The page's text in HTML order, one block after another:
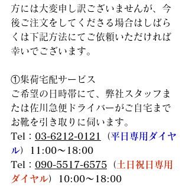
方には大変申し訳ございませんが、今
後ご注文をしてくださる場合はしばら
くは下記方法にてご依頼いただければ
幸いでございます。
①集荷宅配サービス
ご希望の日時帯にて、弊社スタッフま
たは佐川急便ドライバーがご自宅まで
お靴を引き取りに伺います。
Tel： 03-6212-0121 （平日専用ダイヤ
ル）11:00～18:00
Tel： 090-5517-6575 （土日祝日専用
ダイヤル）10:00～18:00